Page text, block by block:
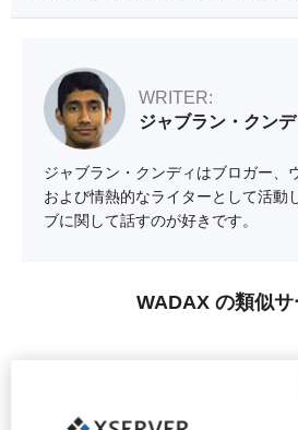
WRITER:
ジャブラン・クンデ
ジャブラン・クンディはブロガー、
および情熱的なライターとして活動
ブに関して話すのが好きです。
WADAX の類似サ